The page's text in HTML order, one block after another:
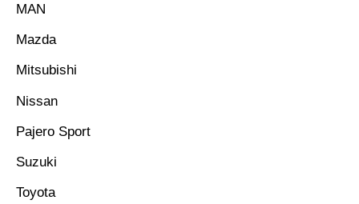
MAN
Mazda
Mitsubishi
Nissan
Pajero Sport
Suzuki
Toyota